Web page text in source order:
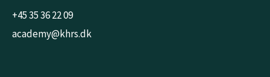
+45 35 36 22 09
academy@khrs.dk